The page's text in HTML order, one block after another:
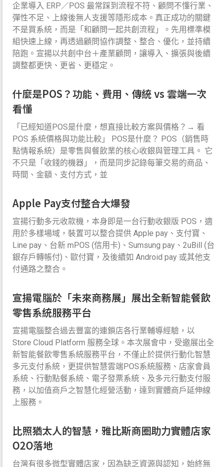
企業導入 ERP／POS 最常踩到流程不符、顧問不懂行業、
彈性不足、上線後無人支援等隱形成本。真正成功的關鍵
不是買系統，而是「和顧問一起共創流程」。先用標準模
組快速上線，再透過顧問協作調整、整合、優化，並持續
陪跑。宣揚以共創中台＋產業顧問，讓導入、擴張與後續
調整都更快、更省、更穩定。
什麼是POS？功能、費用、傳統 vs 雲端一次
看懂
「已經知道POS是什麼，想直接比較方案與價格？→ 看
POS 系統價格與功能比較」 POS是什麼？ POS（銷售時
點情報系統）是零售與餐飲業的核心收銀與管理工具。 它
不只是「收錢的機器」，而是同步記錄每筆交易的商品、
時間、金額、支付方式，並
Apple Pay支付整合大爆發
宣揚行動多元收款機，本身即是一台行動收銀版 POS，適
用於多樣場域，裝置可以整合提供 Apple pay、支付寶、
Line pay、台新 mPOS (信用卡)、Sumsung pay、2uBill (台
銀存戶轉帳付)、歐付寶，及後續如 Android pay 或其他支
付通路之整合。
宣揚電腦於「未來商務展」展出全新智能餐飲
零售系統服務平台
宣揚電腦整合過去豐富的連鎖店各行業輔導經驗，以
Store Cloud Platform 服務全球。本次展會中，受邀展出全
新智能餐飲零售系統服務平台，不僅止於提供行動化智慧
多元支付系統，更提供智慧雲端POS系統服務、店家會員
系統、行動點餐系統、電子發票系統、及多元行動支付服
務，以加值商戶之智慧化經營活動，達到實體商戶延伸線
上服務。
比照猶太人的智慧，雅比斯商圈助力實體店家
O2O落地
台灣有很多微型實體店家，因為缺乏資源與認知，始終無